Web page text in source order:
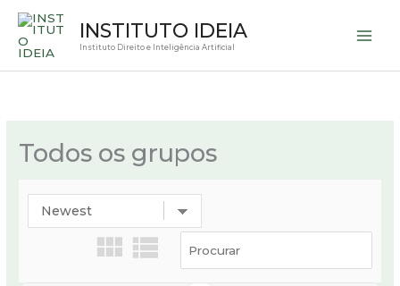
para
conteúdo
INSTITUTO IDEIA
Instituto Direito e Inteligência Artificial
Todos os grupos